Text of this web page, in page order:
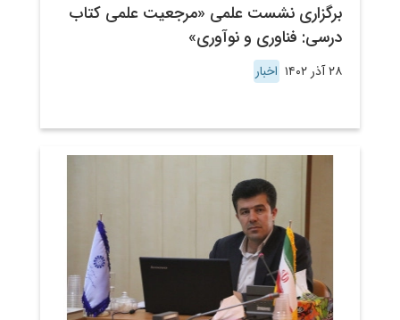
برگزاری نشست علمی «مرجعیت علمی کتاب
درسی: فناوری و نوآوری»
۲۸ آذر ۱۴۰۲ اخبار